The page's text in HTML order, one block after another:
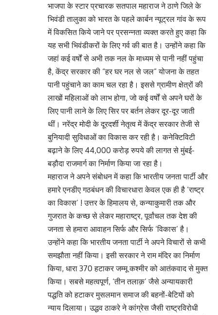
भाजपा के स्टार प्रचारक सतपाल महाराज ने ठाणे जिले के
भिवंडी तालुका को भारत के पहले कार्बन न्यूट्रल गांव के रूप
में विकसित किये जाने पर प्रसन्नता व्यक्त करते हुए कहा कि
यह सभी भिवंडीकरों के लिए गर्व की बात है। उन्होंने कहा कि
जहां कई वर्षों से अभी तक नल के माध्यम से पानी नहीं पहुंचा
है, केंद्र सरकार की “हर घर नल से जल” योजना के तहत
पानी पहुंचाने का काम चल रहा है। इससे ग्रामीण क्षेत्रों की
लाखों महिलाओं को लाभ होगा, जो कई वर्षों से अपने घरों के
लिए पानी लाने के लिए सिर पर बर्तन लेकर दूर-दूर जाती
थीं। नरेंद्र मोदी के दूरदर्शी नेतृत्व में केंद्र सरकार तेजी से
बुनियादी सुविधाओं का विकास कर रही है। कनेक्टिविटी
बढ़ाने के लिए 44,000 करोड़ रुपये की लागत से मुंबई-
बड़ौदा राजमार्ग का निर्माण किया जा रहा है।
महाराज ने अपने संबोधन में कहा कि भारतीय जनता पार्टी और
हमारे एनडीए गठबंधन की विचारधारा केवल एक ही है ‘राष्ट्र
का विकास’ ! उत्तर के हिमालय से, कन्याकुमारी तक और
गुजरात के कच्छ से लेकर महाराष्ट्र, पूर्वांचल तक देश की
जनता से हमारा आवाहन सिर्फ और सिर्फ ‘विकास’ है।
उन्होंने कहा कि भारतीय जनता पार्टी ने अपने विचारों से कभी
समझौता नहीं किया। इसी सरकार ने राम मंदिर का निर्माण
किया, धारा 370 हटाकर जम्मू कश्मीर को आतंकवाद से मुक्त
किया। सबसे महत्वपूर्ण, ‘तीन तलाक़’ जैसे अन्यायकारी
पद्धति को हटाकर मुसलमान समाज की बहनों-बेटियों को
न्याय दिलाया। उद्धव ठाकरे ने कांग्रेस जैसी राष्ट्रविरोधी